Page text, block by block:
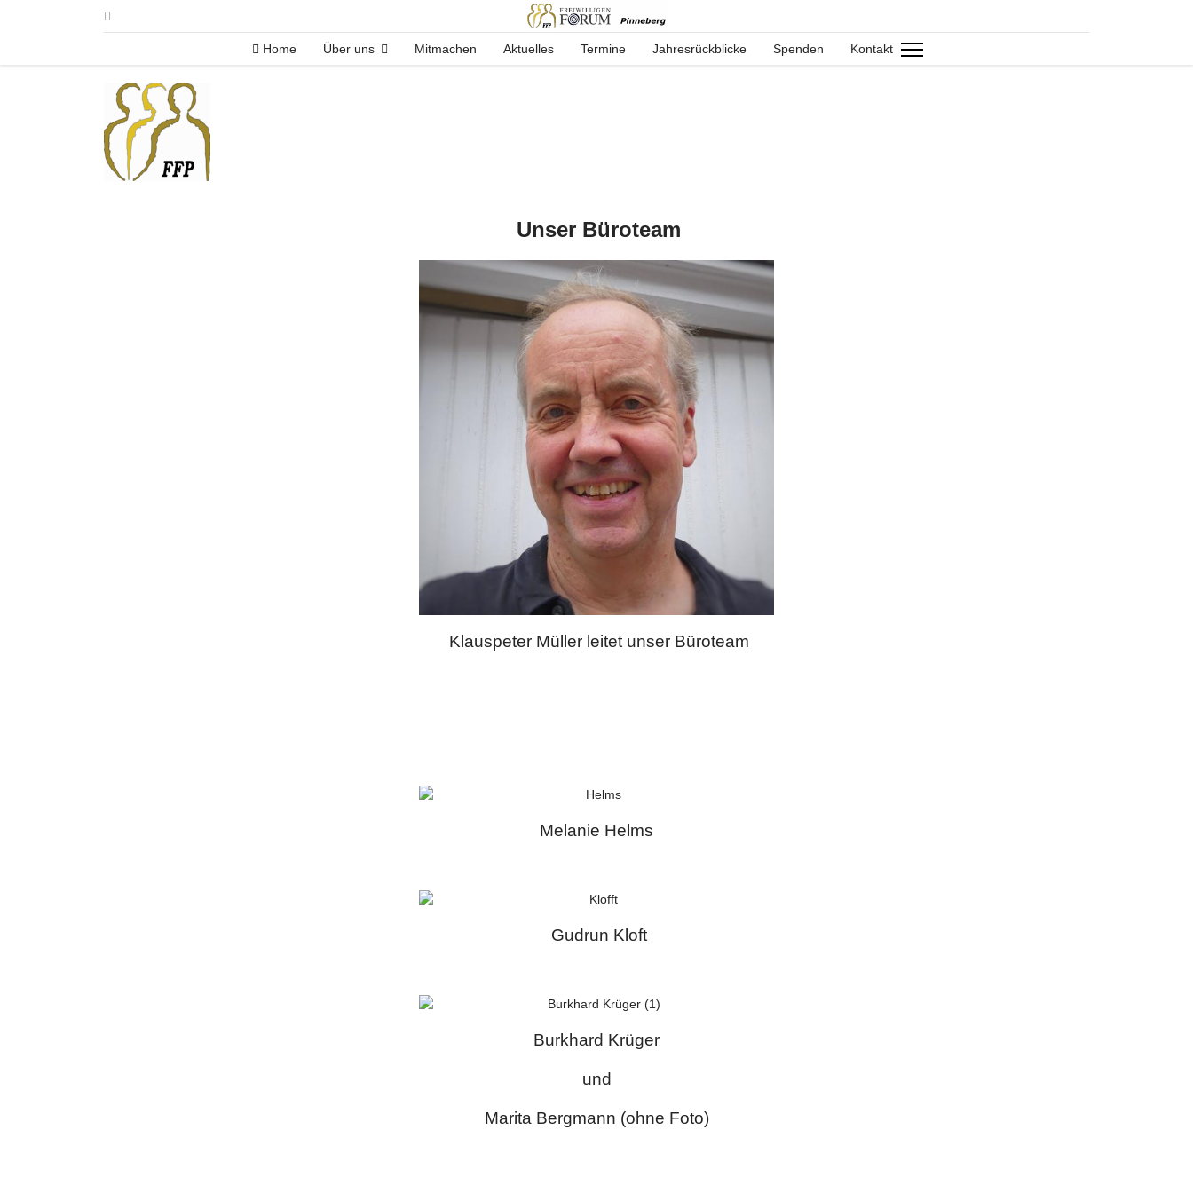
Home Über uns Mitmachen Aktuelles Termine Jahresrückblicke Spenden Kontakt
Unser Büroteam
Klauspeter Müller leitet unser Büroteam
Melanie Helms
Gudrun Kloft
Burkhard Krüger
und
Marita Bergmann (ohne Foto)